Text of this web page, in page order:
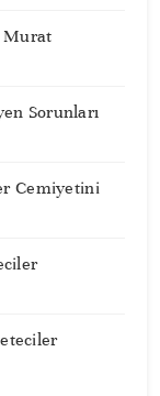
Murat
Sorunları
Cemiyetini